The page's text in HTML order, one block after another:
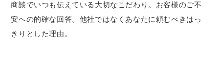
商談でいつも伝えている大切なこだわり。お客様のご不
安への的確な回答。他社ではなくあなたに頼むべきはっ
きりとした理由。